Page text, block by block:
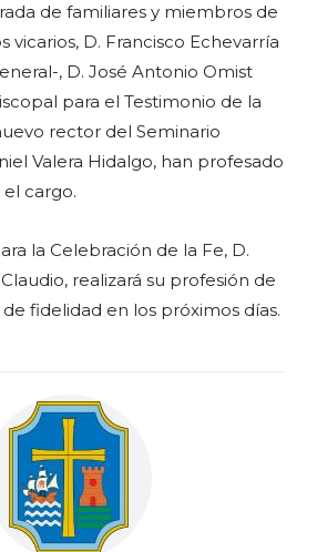
de familiares y miembros de
vicarios, D. Francisco Echevarría
, D. José Antonio Omist
para el Testimonio de la
rector del Seminario
Valera Hidalgo, han profesado
el cargo.
la Celebración de la Fe, D.
realizará su profesión de
fidelidad en los próximos días.